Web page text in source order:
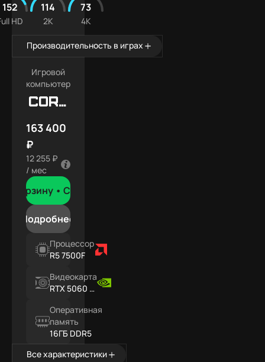
152
HD
114
2K
73
4K
Производительность в играх
Игровой
компьютер
Core
X7
163 400
₽
12 255 ₽
/ мес
В корзину • Сегодня
Подробнее
Процессор
R5 7500F
Видеокарта
RTX 5060 Ti
Оперативная
память
16ГБ DDR5
Все характеристики